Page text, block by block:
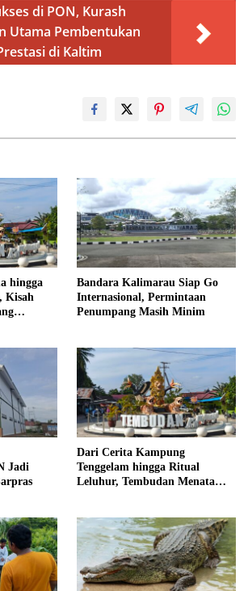
di PON, Kurash
Utama Pembentukan
di Kaltim
hingga
Kisah
Bandara Kalimarau Siap Go
Internasional, Permintaan
Penumpang Masih Minim
Jadi
Dari Cerita Kampung
Tenggelam hingga Ritual
Leluhur, Tembudan Menata